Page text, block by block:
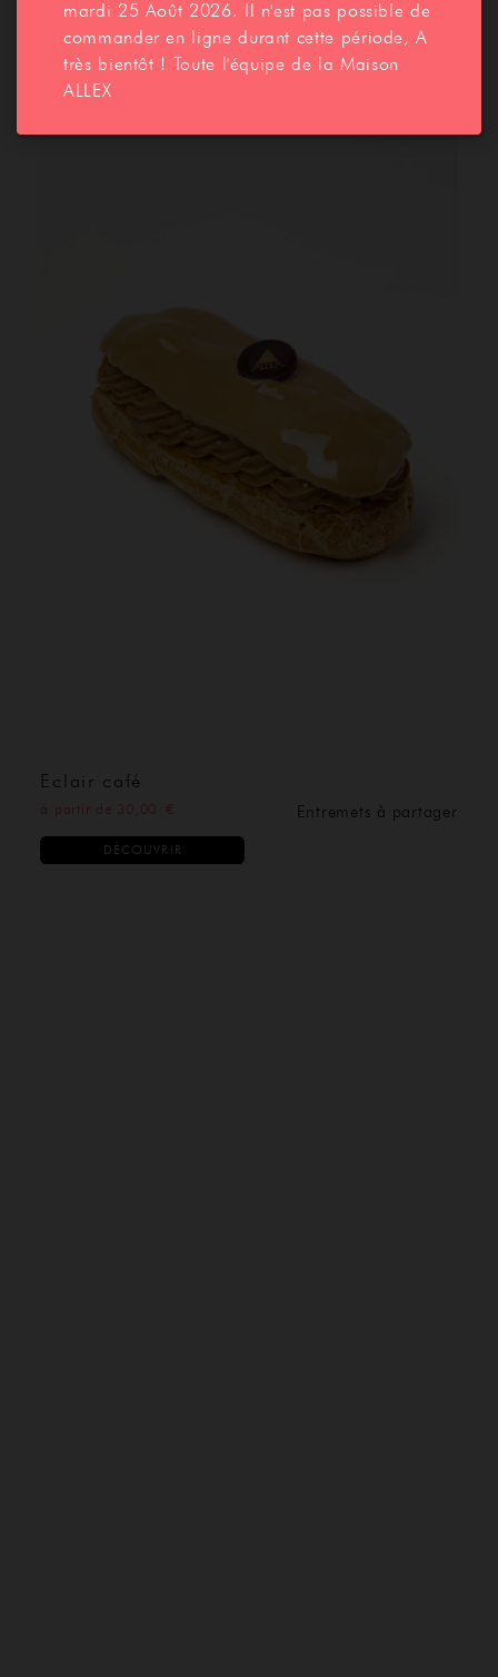
Eclair café
Entremets à partager
DÉCOUVRIR
mardi 25 Août 2026. Il n'est pas possible de
commander en ligne durant cette période, A
très bientôt ! Toute l'équipe de la Maison
ALLEX